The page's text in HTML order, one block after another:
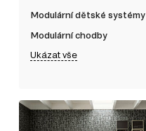
Modulární dětské systémy
Modulární chodby
Ukázat vše